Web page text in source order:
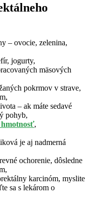
– ovocie, zelenina,
jogurty,
mäsových
pokrmov v strave,
– ak máte sedavé
pohyb,
,
je aj nadmerná
ochorenie, dôsledne
karcinóm, myslite
sa s lekárom o